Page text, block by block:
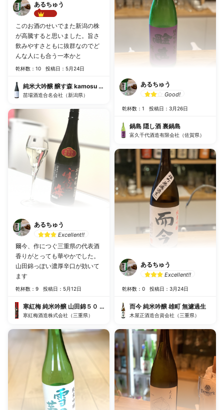
あるちゅう
このお酒のせいでまた新潟の株
が高騰すると思いました。旨さ
飲みやすさともに抜群なのでど
んな人にも合う一本かと
乾杯数：10 投稿日：5月24日
純米大吟醸 醸す森 kamosu mori 生酒
苗場酒造合名会社（新潟県）
あるちゅう
Excellent!!
爾今、作につぐ三重県の代表酒
香りがとっても華やかでした。
山田錦っぽい濃厚辛口が効いて
ます
乾杯数：9 投稿日：5月12日
寒紅梅 純米吟醸 山田錦５０ 遅咲き瓶火入れ
寒紅梅酒造株式会社（三重県）
あるちゅう
Good!
乾杯数：1 投稿日：3月26日
鍋島 隠し酒 裏鍋島
富久千代酒造有限会社（佐賀県）
あるちゅう
Excellent!!
乾杯数：0 投稿日：3月24日
而今 純米吟醸 雄町 無濾過生
木屋正酒造合資会社（三重県）